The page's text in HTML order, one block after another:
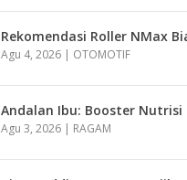
Rekomendasi Roller NMax
Agu 4, 2026 | OTOMOTIF
Andalan Ibu: Booster Nutrisi
Agu 3, 2026 | RAGAM